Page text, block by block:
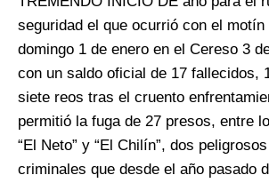
seguridad el que ocurrió con el
domingo 1 de enero en el Cereso 3
con un saldo oficial de 17 fallecidos,
siete reos tras el cruento
permitió la fuga de 27 presos, entre
“El Neto” y “El Chilín”, dos
criminales que desde el año pasado